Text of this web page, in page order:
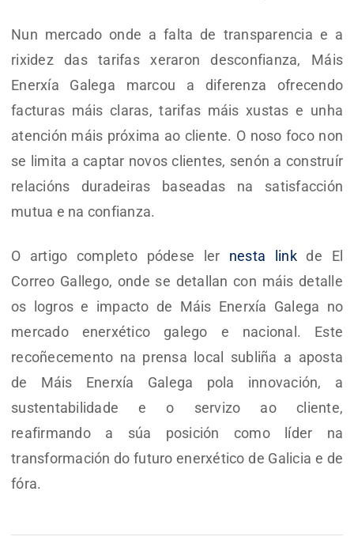
Nun mercado onde a falta de transparencia e a
rixidez das tarifas xeraron desconfianza, Máis
Enerxía Galega marcou a diferenza ofrecendo
facturas máis claras, tarifas máis xustas e unha
atención máis próxima ao cliente. O noso foco non
se limita a captar novos clientes, senón a construír
relacións duradeiras baseadas na satisfacción
mutua e na confianza.
O artigo completo pódese ler nesta linkde El
Correo Gallego, onde se detallan con máis detalle
os logros e impacto de Máis Enerxía Galega no
mercado enerxético galego e nacional. Este
recoñecemento na prensa local subliña a aposta
de Máis Enerxía Galega pola innovación, a
sustentabilidade e o servizo ao cliente,
reafirmando a súa posición como líder na
transformación do futuro enerxético de Galicia e de
fóra.